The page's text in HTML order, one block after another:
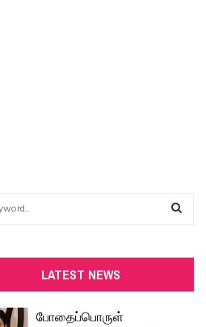
LATEST NEWS
போதைப்பொருள்